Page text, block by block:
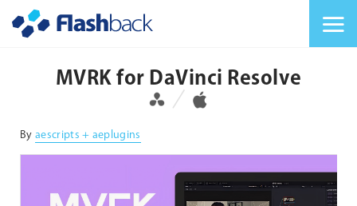
MVRK for DaVinci Resolve
対応プラットフォーム 対応OS
By aescripts + aeplugins